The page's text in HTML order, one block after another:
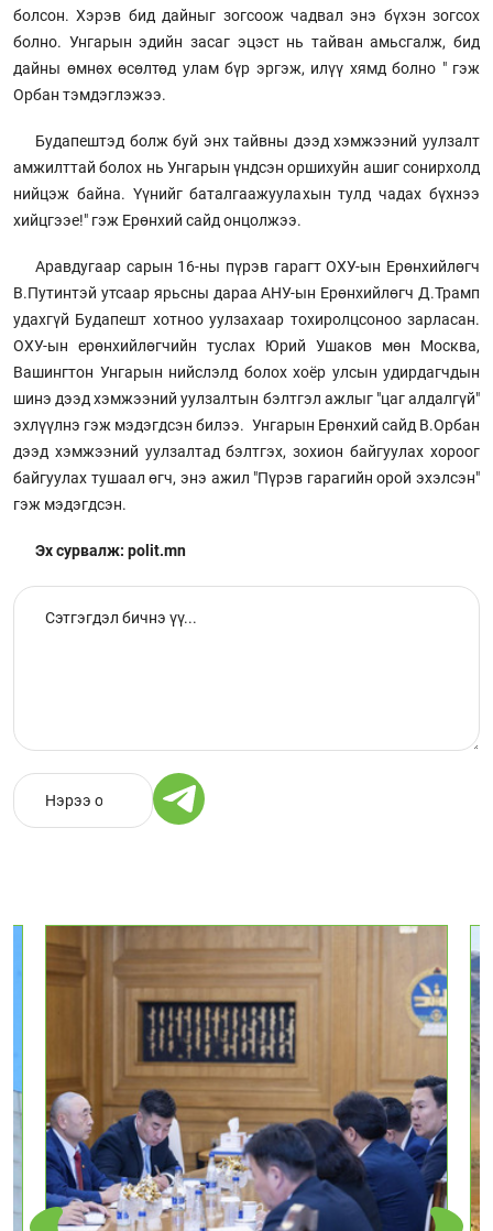
болсон. Хэрэв бид дайныг зогсоож чадвал энэ бүхэн зогсох
болно. Унгарын эдийн засаг эцэст нь тайван амьсгалж, бид
дайны өмнөх өсөлтөд улам бүр эргэж, илүү хямд болно " гэж
Орбан тэмдэглэжээ.
Будапештэд болж буй энх тайвны дээд хэмжээний уулзалт
амжилттай болох нь Унгарын үндсэн оршихуйн ашиг сонирхолд
нийцэж байна. Үүнийг баталгаажуулахын тулд чадах бүхнээ
хийцгээе!" гэж Ерөнхий сайд онцолжээ.
Аравдугаар сарын 16-ны пүрэв гарагт ОХУ-ын Ерөнхийлөгч
В.Путинтэй утсаар ярьсны дараа АНУ-ын Ерөнхийлөгч Д.Трамп
удахгүй Будапешт хотноо уулзахаар тохиролцсоноо зарласан.
ОХУ-ын ерөнхийлөгчийн туслах Юрий Ушаков мөн Москва,
Вашингтон Унгарын нийслэлд болох хоёр улсын удирдагчдын
шинэ дээд хэмжээний уулзалтын бэлтгэл ажлыг "цаг алдалгүй"
эхлүүлнэ гэж мэдэгдсэн билээ. Унгарын Ерөнхий сайд В.Орбан
дээд хэмжээний уулзалтад бэлтгэх, зохион байгуулах хороог
байгуулах тушаал өгч, энэ ажил "Пүрэв гарагийн орой эхэлсэн"
гэж мэдэгдсэн.
Эх сурвалж: polit.mn